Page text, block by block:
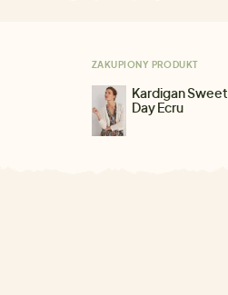
ZAKUPIONY PRODUKT
Kardigan Sweet
Day Ecru